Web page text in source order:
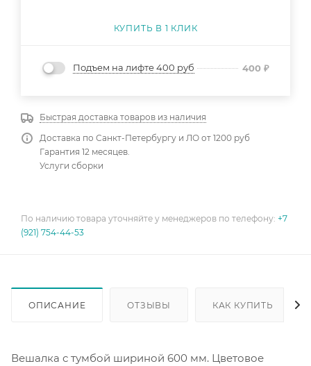
КУПИТЬ В 1 КЛИК
Подъем на лифте 400 руб 400 ₽
Быстрая доставка товаров из наличия
Доставка по Санкт-Петербургу и ЛО от 1200 руб
Гарантия 12 месяцев.
Услуги сборки
По наличию товара уточняйте у менеджеров по телефону: +7
(921) 754-44-53
ОПИСАНИЕ ОТЗЫВЫ КАК КУПИТЬ
Вешалка с тумбой шириной 600 мм. Цветовое